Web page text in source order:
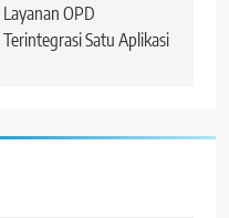
Layanan OPD
Terintegrasi Satu Aplikasi